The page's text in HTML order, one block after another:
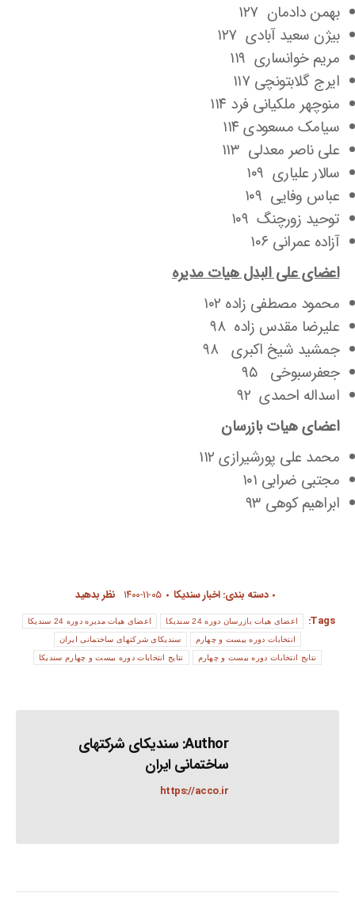
بهمن دادمان ۱۲۷
بیژن سعید آبادی ۱۲۷
مریم خوانساری ۱۱۹
ایرج گلابتونچی ۱۱۷
منوچهر ملکیانی فرد ۱۱۴
سیامک مسعودی ۱۱۴
علی ناصر معدلی ۱۱۳
سالار علیاری ۱۰۹
عباس وفایی ۱۰۹
توحید زورچنگ ۱۰۹
آزاده عمرانی ۱۰۶
اعضای علی البدل هیات مدیره
محمود مصطفی زاده ۱۰۲
علیرضا مقدس زاده ۹۸
جمشید شیخ اکبری ۹۸
جعفرسبوخی ۹۵
اسداله احمدی ۹۲
اعضای هیات بازرسان
محمد علی پورشیرازی ۱۱۲
مجتبی ضرابی ۱۰۱
ابراهیم کوهی ۹۳
دسته بندی:اخبار سندیکا ۱۴۰۰-۱۱-۰۵ نظر بدهید
Tags:
اعضای هیات بازرسان دوره 24 سندیکا اعضای هیات مدیره دوره 24 سندیکا
انتخابات دوره بیست و چهارم سندیکای شرکتهای ساختمانی ایران
نتایج انتخابات دوره بیست و چهارم نتایج انتخابات دوره بیست و چهارم سندیکا
Author: سندیکای شرکتهای
ساختمانی ایران
https://acco.ir